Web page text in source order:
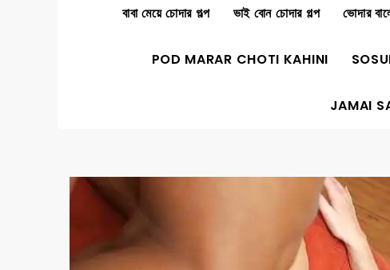
বাবা মেয়ে চোদার গল্প ভাই বোন চোদার গল্প ভোদার
POD MARAR CHOTI KAHINI
JAMAI